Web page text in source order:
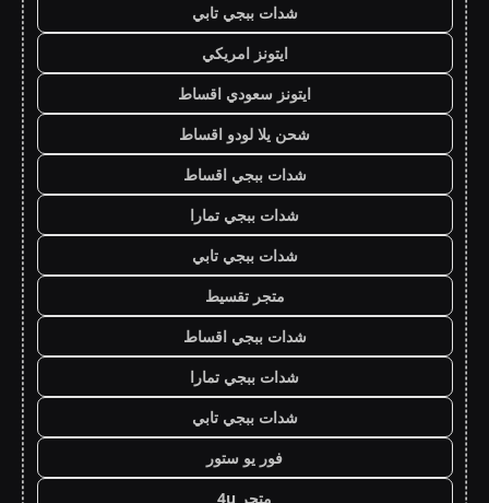
شدات ببجي تابي
ايتونز امريكي
ايتونز سعودي اقساط
شحن يلا لودو اقساط
شدات ببجي اقساط
شدات ببجي تمارا
شدات ببجي تابي
متجر تقسيط
شدات ببجي اقساط
شدات ببجي تمارا
شدات ببجي تابي
فور يو ستور
متجر 4u